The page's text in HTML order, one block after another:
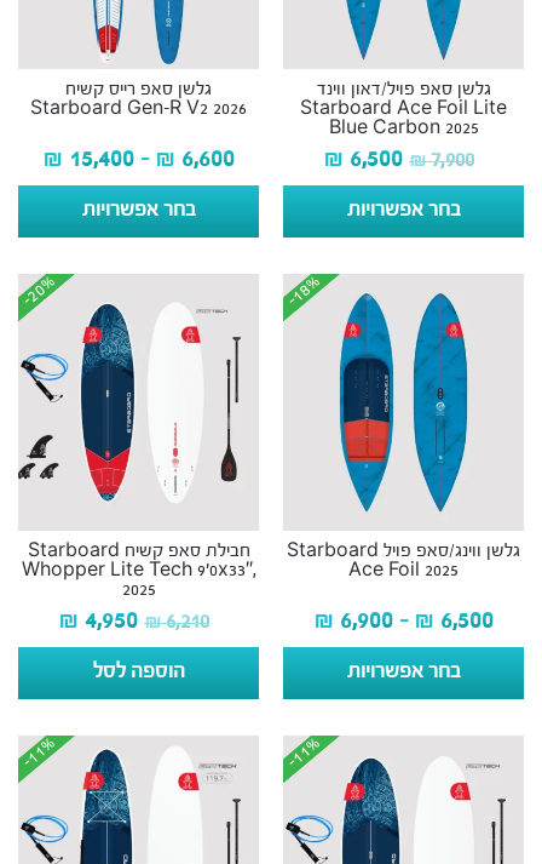
גלשן סאפ פויל/דאון ווינד
Starboard Ace Foil Lite
Blue Carbon 2025
₪7,900
₪ 6,500
בחר אפשרויות
גלשן סאפ רייס קשיח
Starboard Gen-R V2 2026
₪ 6,600
–
₪ 15,400
בחר אפשרויות
-18%
-18%
גלשן ווינג/סאפ פויל Starboard
Ace Foil 2025
₪ 6,500
–
₪ 6,900
בחר אפשרויות
-20%
-20%
חבילת סאפ קשיח Starboard
Whopper Lite Tech 9’0x33″,
2025
₪6,210
₪ 4,950
הוספה לסל
-11%
-11%
-11%
-11%